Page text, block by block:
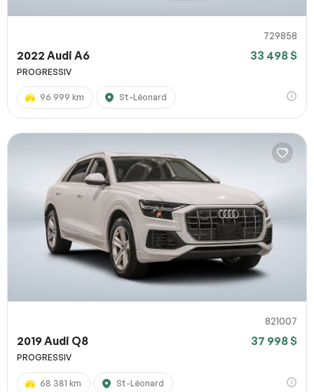
729858
2022 Audi A6 33 498 $
PROGRESSIV
96 999 km St-Léonard
821007
2019 Audi Q8 37 998 $
PROGRESSIV
68 381 km St-Léonard